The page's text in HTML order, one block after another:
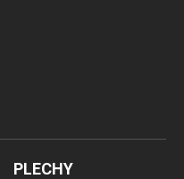
PLECHY